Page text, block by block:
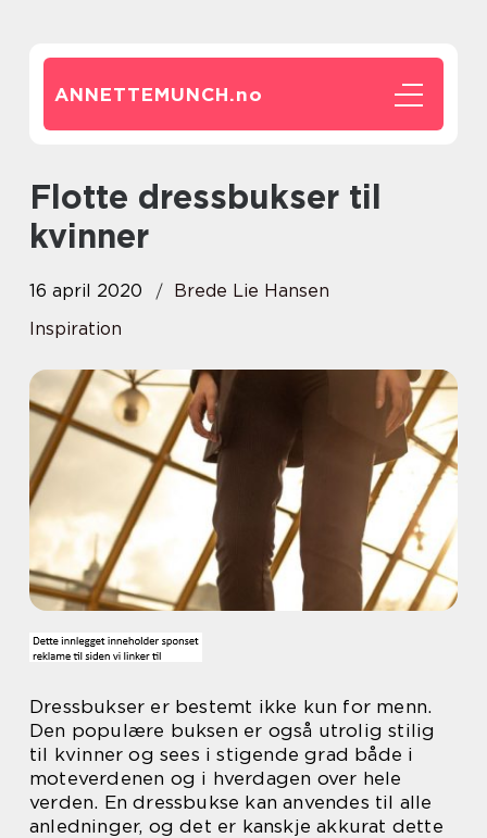
ANNETTEMUNCH.no
Flotte dressbukser til
kvinner
16 april 2020
Brede Lie Hansen
Inspiration
Dressbukser er bestemt ikke kun for menn.
Den populære buksen er også utrolig stilig
til kvinner og sees i stigende grad både i
moteverdenen og i hverdagen over hele
verden. En dressbukse kan anvendes til alle
anledninger, og det er kanskje akkurat dette